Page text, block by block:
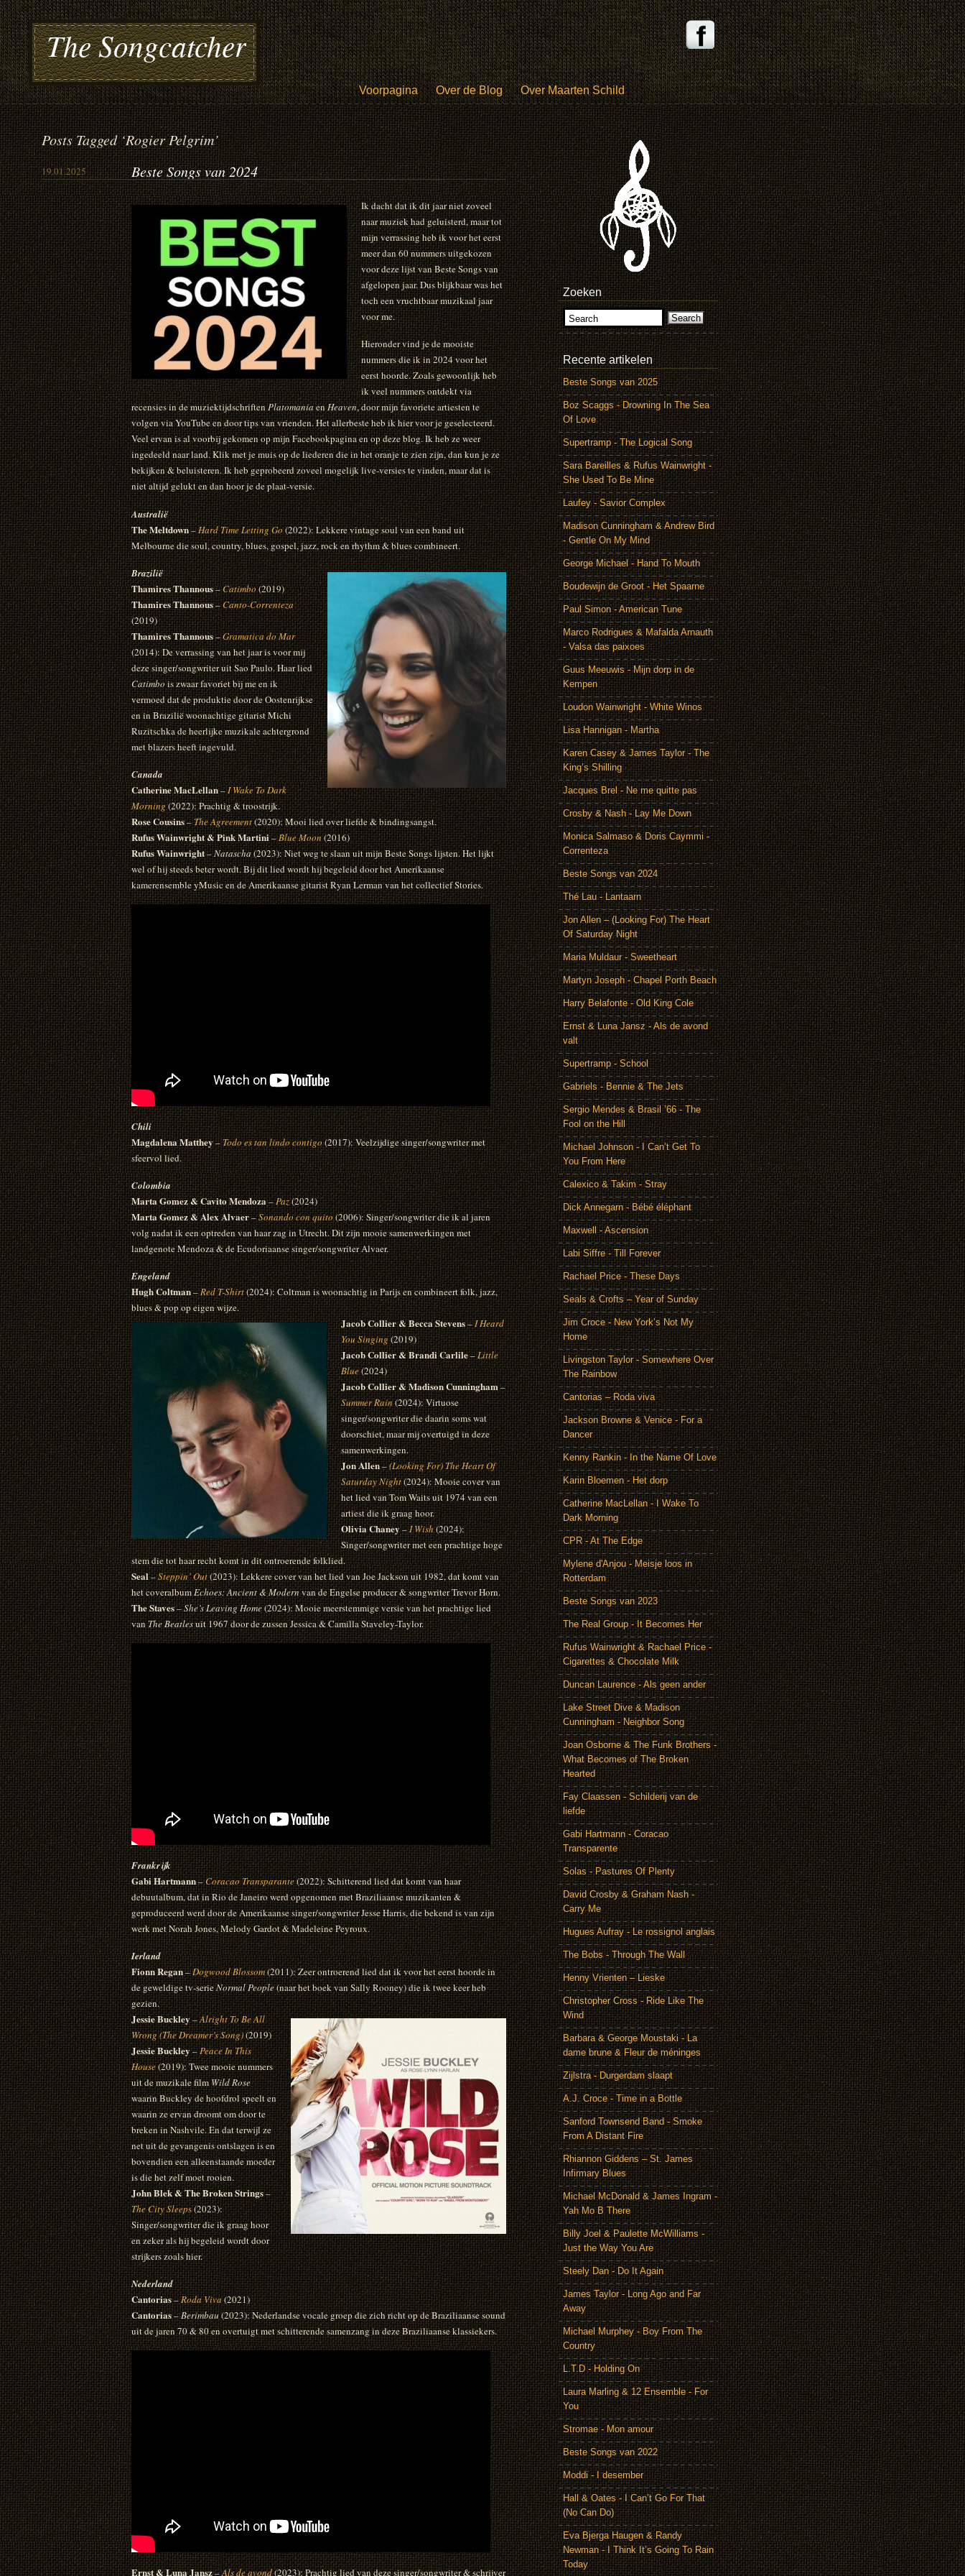
The Songcatcher
Voorpagina Over de Blog Over Maarten Schild
Posts Tagged ‘Rogier Pelgrim’
19.01.2025 Beste Songs van 2024
Ik dacht dat ik dit jaar niet zoveel
naar muziek had geluisterd, maar tot
mijn verrassing heb ik voor het eerst
meer dan 60 nummers uitgekozen
voor deze lijst van Beste Songs van
afgelopen jaar. Dus blijkbaar was het
toch een vruchtbaar muzikaal jaar
voor me.
Hieronder vind je de mooiste
nummers die ik in 2024 voor het
eerst hoorde. Zoals gewoonlijk heb
ik veel nummers ontdekt via
recensies in de muziektijdschriftenPlatomaniaenHeaven, door mijn favoriete artiesten te
volgen via YouTube en door tips van vrienden. Het allerbeste heb ik hier voor je geselecteerd.
Veel ervan is al voorbij gekomen op mijn Facebookpagina en op deze blog. Ik heb ze weer
ingedeeld naar land. Klik met je muis op de liederen die in het oranje te zien zijn, dan kun je ze
bekijken & beluisteren. Ik heb geprobeerd zoveel mogelijk live-versies te vinden, maar dat is
niet altijd gelukt en dan hoor je de plaat-versie.
Australië
The Meltdown–Hard Time Letting Go(2022): Lekkere vintage soul van een band uit
Melbourne die soul, country, blues, gospel, jazz, rock en rhythm & blues combineert.
Brazilië
Thamires Thannous–Catimbo(2019)
Thamires Thannous–Canto-Correnteza
(2019)
Thamires Thannous–Gramatica do Mar
(2014): De verrassing van het jaar is voor mij
deze singer/songwriter uit Sao Paulo. Haar lied
Catimbois zwaar favoriet bij me en ik
vermoed dat de produktie door de Oostenrijkse
en in Brazilië woonachtige gitarist Michi
Ruzitschka de heerlijke muzikale achtergrond
met blazers heeft ingevuld.
Canada
Catherine MacLellan–I Wake To Dark
Morning(2022): Prachtig & troostrijk.
Rose Cousins–The Agreement(2020): Mooi lied over liefde & bindingsangst.
Rufus Wainwright & Pink Martini–Blue Moon(2016)
Rufus Wainwright–Natascha(2023): Niet weg te slaan uit mijn Beste Songs lijsten. Het lijkt
wel of hij steeds beter wordt. Bij dit lied wordt hij begeleid door het Amerikaanse
kamerensemble yMusic en de Amerikaanse gitarist Ryan Lerman van het collectief Stories.
Chili
Magdalena Matthey–Todo es tan lindo contigo (2017): Veelzijdige singer/songwriter met
sfeervol lied.
Colombia
Marta Gomez & Cavito Mendoza–Paz(2024)
Marta Gomez & Alex Alvaer–Sonando con quito(2006): Singer/songwriter die ik al jaren
volg nadat ik een optreden van haar zag in Utrecht. Dit zijn mooie samenwerkingen met
landgenote Mendoza & de Ecudoriaanse singer/songwriter Alvaer.
Engeland
Hugh Coltman–Red T-Shirt(2024): Coltman is woonachtig in Parijs en combineert folk, jazz,
blues & pop op eigen wijze.
Jacob Collier & Becca Stevens–I Heard
You Singing(2019)
Jacob Collier & Brandi Carlile–Little
Blue(2024)
Jacob Collier & Madison Cunningham–
Summer Rain(2024): Virtuose
singer/songwriter die daarin soms wat
doorschiet, maar mij overtuigd in deze
samenwerkingen.
Jon Allen–(Looking For) The Heart Of
Saturday Night(2024): Mooie cover van
het lied van Tom Waits uit 1974 van een
artiest die ik graag hoor.
Olivia Chaney–I Wish (2024):
Singer/songwriter met een prachtige hoge
stem die tot haar recht komt in dit ontroerende folklied.
Seal–Steppin’ Out(2023): Lekkere cover van het lied van Joe Jackson uit 1982, dat komt van
het coveralbumEchoes: Ancient & Modernvan de Engelse producer & songwriter Trevor Horn.
The Staves–She’s Leaving Home(2024): Mooie meerstemmige versie van het prachtige lied
van The Beatlesuit 1967 door de zussen Jessica & Camilla Staveley-Taylor.
Frankrijk
Gabi Hartmann–Coracao Transparante(2022): Schitterend lied dat komt van haar
debuutalbum, dat in Rio de Janeiro werd opgenomen met Braziliaanse muzikanten &
geproduceerd werd door de Amerikaanse singer/songwriter Jesse Harris, die bekend is van zijn
werk met Norah Jones, Melody Gardot & Madeleine Peyroux.
Ierland
Fionn Regan–Dogwood Blossom(2011): Zeer ontroerend lied dat ik voor het eerst hoorde in
de geweldige tv-serieNormal People(naar het boek van Sally Rooney) die ik twee keer heb
gezien.
Jessie Buckley–Alright To Be All
Wrong (The Dreamer’s Song)(2019)
Jessie Buckley–Peace In This
House(2019): Twee mooie nummers
uit de muzikale filmWild Rose
waarin Buckley de hoofdrol speelt en
waarin ze ervan droomt om door te
breken in Nashvile. En dat terwijl ze
net uit de gevangenis ontslagen is en
bovendien een alleenstaande moeder
is die het zelf moet rooien.
John Blek & The Broken Strings–
The City Sleeps(2023):
Singer/songwriter die ik graag hoor
en zeker als hij begeleid wordt door
strijkers zoals hier.
Nederland
Cantorias–Roda Viva (2021)
Cantorias–Berimbau(2023): Nederlandse vocale groep die zich richt op de Braziliaanse sound
uit de jaren 70 & 80 en overtuigt met schitterende samenzang in deze Braziliaanse klassiekers.
Ernst & Luna Jansz–Als de avond(2023): Prachtig lied van deze singer/songwriter & schrijver
Zoeken
Recente artikelen
Beste Songs van 2025
Boz Scaggs - Drowning In The Sea
Of Love
Supertramp - The Logical Song
Sara Bareilles & Rufus Wainwright -
She Used To Be Mine
Laufey - Savior Complex
Madison Cunningham & Andrew Bird
- Gentle On My Mind
George Michael - Hand To Mouth
Boudewijn de Groot - Het Spaarne
Paul Simon - American Tune
Marco Rodrigues & Mafalda Arnauth
- Valsa das paixoes
Guus Meeuwis - Mijn dorp in de
Kempen
Loudon Wainwright - White Winos
Lisa Hannigan - Martha
Karen Casey & James Taylor - The
King’s Shilling
Jacques Brel - Ne me quitte pas
Crosby & Nash - Lay Me Down
Monica Salmaso & Doris Caymmi -
Correnteza
Beste Songs van 2024
Thé Lau - Lantaarn
Jon Allen – (Looking For) The Heart
Of Saturday Night
Maria Muldaur - Sweetheart
Martyn Joseph - Chapel Porth Beach
Harry Belafonte - Old King Cole
Ernst & Luna Jansz - Als de avond
valt
Supertramp - School
Gabriels - Bennie & The Jets
Sergio Mendes & Brasil ’66 - The
Fool on the Hill
Michael Johnson - I Can’t Get To
You From Here
Calexico & Takim - Stray
Dick Annegarn - Bébé éléphant
Maxwell - Ascension
Labi Siffre - Till Forever
Rachael Price - These Days
Seals & Crofts – Year of Sunday
Jim Croce - New York’s Not My
Home
Livingston Taylor - Somewhere Over
The Rainbow
Cantorias – Roda viva
Jackson Browne & Venice - For a
Dancer
Kenny Rankin - In the Name Of Love
Karin Bloemen - Het dorp
Catherine MacLellan - I Wake To
Dark Morning
CPR - At The Edge
Mylene d'Anjou - Meisje loos in
Rotterdam
Beste Songs van 2023
The Real Group - It Becomes Her
Rufus Wainwright & Rachael Price -
Cigarettes & Chocolate Milk
Duncan Laurence - Als geen ander
Lake Street Dive & Madison
Cunningham - Neighbor Song
Joan Osborne & The Funk Brothers -
What Becomes of The Broken
Hearted
Fay Claassen - Schilderij van de
liefde
Gabi Hartmann - Coracao
Transparente
Solas - Pastures Of Plenty
David Crosby & Graham Nash -
Carry Me
Hugues Aufray - Le rossignol anglais
The Bobs - Through The Wall
Henny Vrienten – Lieske
Christopher Cross - Ride Like The
Wind
Barbara & George Moustaki - La
dame brune & Fleur de méninges
Zijlstra - Durgerdam slaapt
A.J. Croce - Time in a Bottle
Sanford Townsend Band - Smoke
From A Distant Fire
Rhiannon Giddens – St. James
Infirmary Blues
Michael McDonald & James Ingram -
Yah Mo B There
Billy Joel & Paulette McWilliams -
Just the Way You Are
Steely Dan - Do It Again
James Taylor - Long Ago and Far
Away
Michael Murphey - Boy From The
Country
L.T.D - Holding On
Laura Marling & 12 Ensemble - For
You
Stromae - Mon amour
Beste Songs van 2022
Moddi - I desember
Hall & Oates - I Can’t Go For That
(No Can Do)
Eva Bjerga Haugen & Randy
Newman - I Think It’s Going To Rain
Today